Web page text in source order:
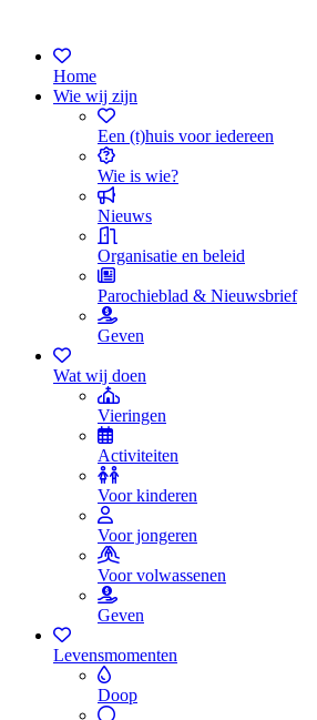
Home
Wie wij zijn
Een (t)huis voor iedereen
Wie is wie?
Nieuws
Organisatie en beleid
Parochieblad & Nieuwsbrief
Geven
Wat wij doen
Vieringen
Activiteiten
Voor kinderen
Voor jongeren
Voor volwassenen
Geven
Levensmomenten
Doop